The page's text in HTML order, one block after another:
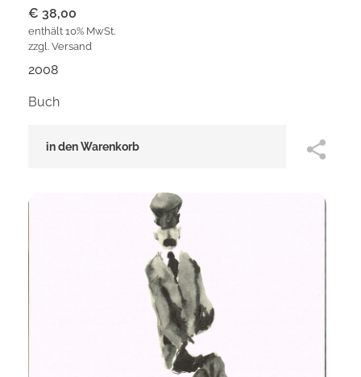
€ 38,00
enthält 10% MwSt.
zzgl. Versand
2008
Buch
in den Warenkorb